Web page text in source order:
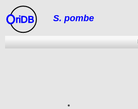
riDB S. pombe